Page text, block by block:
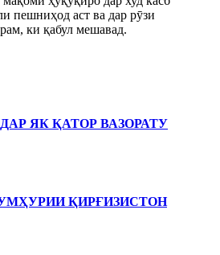
пешниҳод аст ва дар рӯзи
ки қабул мешавад.
ЯК ҚАТОР ВАЗОРАТУ
ҚИРҒИЗИСТОН